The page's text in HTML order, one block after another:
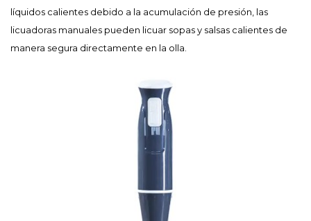
líquidos calientes debido a la acumulación de presión, las
licuadoras manuales pueden licuar sopas y salsas calientes de
manera segura directamente en la olla.